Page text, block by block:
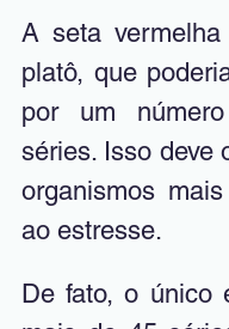
A seta
platô, que
por um
séries. Isso deve
organismos
ao estresse.
De fato, o único